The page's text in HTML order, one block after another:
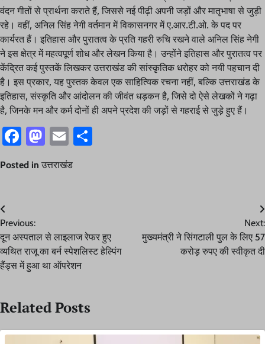
वंदन गीतों से प्रार्थना कराते हैं, जिससे नई पीढ़ी अपनी जड़ों और मातृभाषा से जुड़ी
रहे। वहीं, अनिल सिंह नेगी वर्तमान में विकासनगर में ए.आर.टी.ओ. के पद पर
कार्यरत हैं। इतिहास और पुरातत्व के प्रति गहरी रुचि रखने वाले अनिल सिंह नेगी
ने इस क्षेत्र में महत्वपूर्ण शोध और लेखन किया है। उन्होंने इतिहास और पुरातत्व पर
केंद्रित कई पुस्तकें लिखकर उत्तराखंड की सांस्कृतिक धरोहर को नयी पहचान दी
है। इस प्रकार, यह पुस्तक केवल एक साहित्यिक रचना नहीं, बल्कि उत्तराखंड के
इतिहास, संस्कृति और आंदोलन की जीवंत धड़कन है, जिसे दो ऐसे लेखकों ने गढ़ा
है, जिनके मन और कर्म दोनों ही अपने प्रदेश की जड़ों से गहराई से जुड़े हुए हैं।
Facebook
Mastodon
Email
Posted in उत्तराखंड
Post
navigation
Previous:
दून अस्पताल से लाइलाज रेफर हुए
व्यथित राजू का बर्न स्पेशलिस्ट हेल्पिंग
हैंड्स में हुआ था ऑपरेशन
Next:
मुख्यमंत्री ने सिंगटाली पुल के लिए 57
करोड़ रुपए की स्वीकृत दी
Related Posts